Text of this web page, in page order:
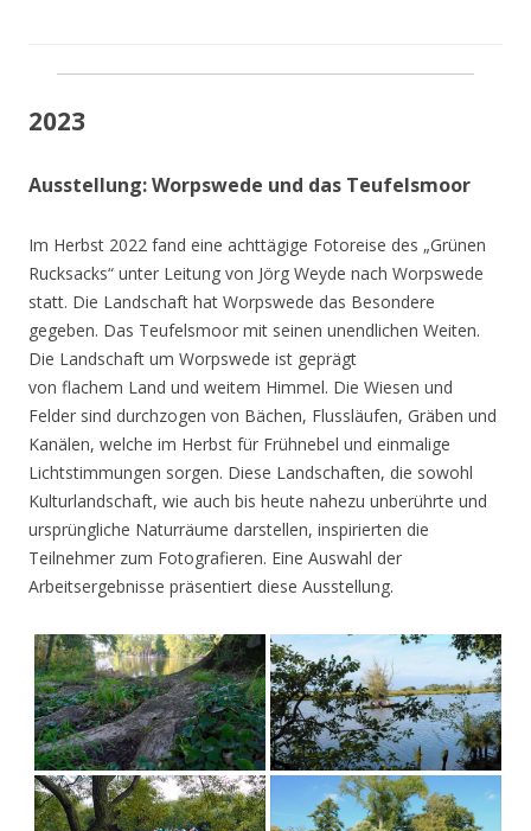
2023
Ausstellung: Worpswede und das Teufelsmoor
Im Herbst 2022 fand eine achttägige Fotoreise des „Grünen
Rucksacks“ unter Leitung von Jörg Weyde nach Worpswede
statt. Die Landschaft hat Worpswede das Besondere
gegeben. Das Teufelsmoor mit seinen unendlichen Weiten.
Die Landschaft um Worpswede ist geprägt
von flachem Land und weitem Himmel. Die Wiesen und
Felder sind durchzogen von Bächen, Flussläufen, Gräben und
Kanälen, welche im Herbst für Frühnebel und einmalige
Lichtstimmungen sorgen. Diese Landschaften, die sowohl
Kulturlandschaft, wie auch bis heute nahezu unberührte und
ursprüngliche Naturräume darstellen, inspirierten die
Teilnehmer zum Fotografieren. Eine Auswahl der
Arbeitsergebnisse präsentiert diese Ausstellung.